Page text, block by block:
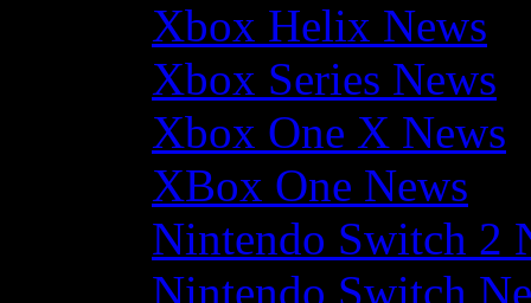
Xbox Helix News
Xbox Series News
Xbox One X News
XBox One News
Nintendo Switch 2
Nintendo Switch